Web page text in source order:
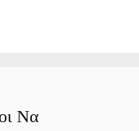
Να